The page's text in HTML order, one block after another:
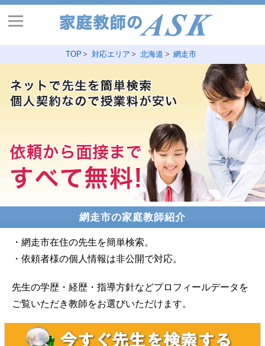
TOP 対応エリア 北海道 網走市
網走市の家庭教師紹介
・網走市在住の先生を簡単検索。
・依頼者様の個人情報は非公開で対応。
先生の学歴・経歴・指導方針などプロフィールデータを
ご覧いただき教師をお選びいただけます。